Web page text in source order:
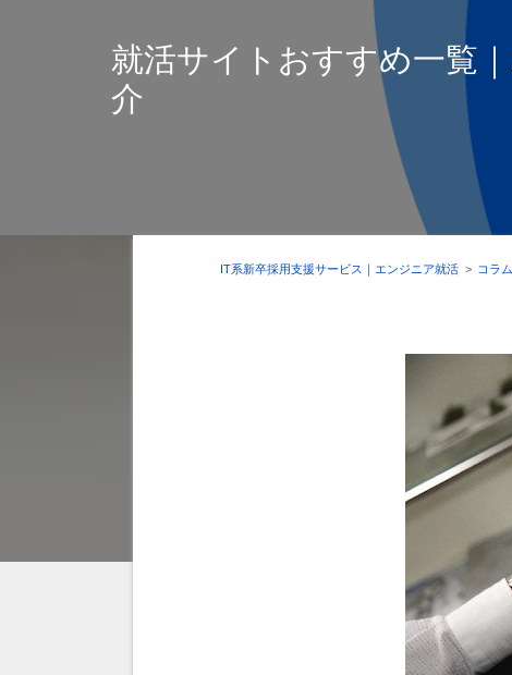
就活サイトおすすめ一覧
介
IT系新卒採用支援サービス｜エンジニア就活 > コラム